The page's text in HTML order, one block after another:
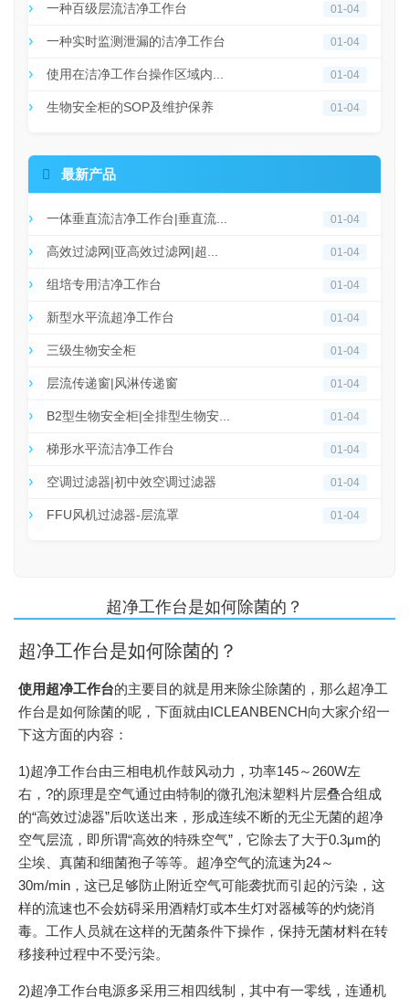
一种百级层流洁净工作台 01-04
一种实时监测泄漏的洁净工作台 01-04
使用在洁净工作台操作区域内... 01-04
生物安全柜的SOP及维护保养 01-04
 最新产品
一体垂直流洁净工作台|垂直流... 01-04
高效过滤网|亚高效过滤网|超... 01-04
组培专用洁净工作台 01-04
新型水平流超净工作台 01-04
三级生物安全柜 01-04
层流传递窗|风淋传递窗 01-04
B2型生物安全柜|全排型生物安... 01-04
梯形水平流洁净工作台 01-04
空调过滤器|初中效空调过滤器 01-04
FFU风机过滤器-层流罩 01-04
超净工作台是如何除菌的？
超净工作台是如何除菌的？
使用超净工作台的主要目的就是用来除尘除菌的，那么超净工
作台是如何除菌的呢，下面就由ICLEANBENCH向大家介绍一
下这方面的内容：
1)超净工作台由三相电机作鼓风动力，功率145～260W左
右，?的原理是空气通过由特制的微孔泡沫塑料片层叠合组成
的“高效过滤器”后吹送出来，形成连续不断的无尘无菌的超净
空气层流，即所谓“高效的特殊空气”，它除去了大于0.3μm的
尘埃、真菌和细菌孢子等等。超净空气的流速为24～
30m/min，这已足够防止附近空气可能袭扰而引起的污染，这
样的流速也不会妨碍采用酒精灯或本生灯对器械等的灼烧消
毒。工作人员就在这样的无菌条件下操作，保持无菌材料在转
移接种过程中不受污染。
2)超净工作台电源多采用三相四线制，其中有一零线，连通机